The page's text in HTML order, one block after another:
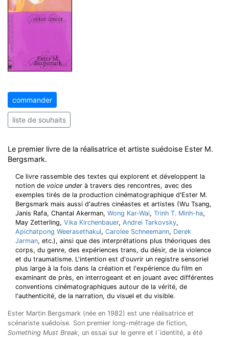
commander
liste de souhaits
Le premier livre de la réalisatrice et artiste suédoise Ester M.
Bergsmark.
Ce livre rassemble des textes qui explorent et développent la
notion de voice under à travers des rencontres, avec des
exemples tirés de la production cinématographique d'Ester M.
Bergsmark mais aussi d'autres cinéastes et artistes (Wu Tsang,
Janis Rafa, Chantal Akerman, Wong Kar-Wai, Trinh T. Minh-ha,
May Zetterling, Vika Kirchenbauer, Andrei Tarkovsky,
Apichatpong Weerasethakul, Carolee Schneemann, Derek
Jarman, etc.), ainsi que des interprétations plus théoriques des
corps, du genre, des expériences trans, du désir, de la violence
et du traumatisme. L'intention est d'ouvrir un registre sensoriel
plus large à la fois dans la création et l'expérience du film en
examinant de près, en interrogeant et en jouant avec différentes
conventions cinématographiques autour de la vérité, de
l'authenticité, de la narration, du visuel et du visible.
Ester Martin Bergsmark (née en 1982) est une réalisatrice et
scénariste suédoise. Son premier long-métrage de fiction,
Something Must Break, un essai sur le genre et l´identité, a été